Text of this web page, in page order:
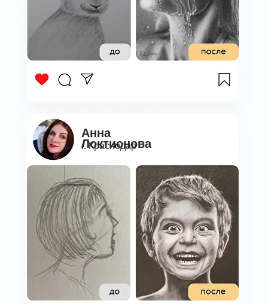
г. Краснодар
Анна
Локтионова